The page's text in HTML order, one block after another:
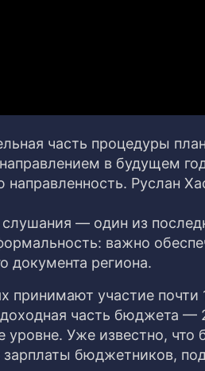
часть процедуры
в будущем
направленность. Руслан
— один из
важно
документа региона.
принимают участие
часть бюджета —
уровне. Уже известно,
зарплаты бюджетников,